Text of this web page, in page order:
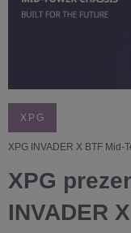
XPG
XPG INVADER X BTF Mid-
XPG
INVADER